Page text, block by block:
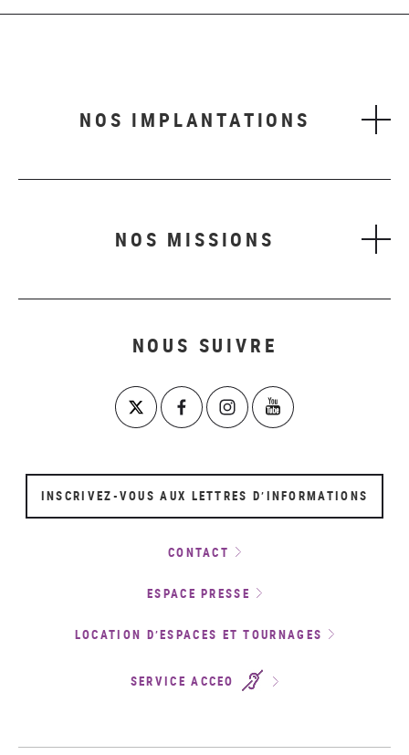
NOS IMPLANTATIONS
NOS MISSIONS
NOUS SUIVRE
INSCRIVEZ-VOUS AUX LETTRES D’INFORMATIONS
CONTACT
ESPACE PRESSE
LOCATION D’ESPACES ET TOURNAGES
SERVICE ACCEO